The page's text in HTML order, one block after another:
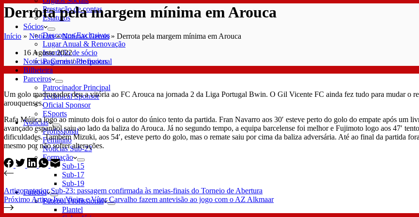
Prestação de contas
Estatutos
Sócios
Descontos Exclusivos
Lugar Anual & Renovação
Inscrição de sócio
Pagamento de quotas
Bilheteira
Parceiros
Patrocinador Principal
Technical Sponsor
Oficial Sponsor
ESports
Notícias
Profissional
Feminino
Notícias Sub-23
Formação
Sub-15
Sub-17
Sub-19
Futebol
Futebol Profissional
Plantel
Derrota pela margem mínima em Arouca
Início » Notícias»Notícias Gerais» Derrota pela margem mínima em Arouca
16 Agosto 2022
Notícias Gerais/Profissional
Um golo madrugador deu a vitória ao FC Arouca na jornada 2 da Liga Portugal Bwin. O Gil Vicente FC ainda fez tudo para mudar o
arouquenses.
Rafa Mújica logo ao minuto dois foi o autor do único tento da partida. Fran Navarro aos 30′ esteve perto do golo do empate após um
avançado espanhol saiu ao lado da baliza do Arouca. Já no segundo tempo, a equipa barcelense foi melhor e Fujimoto logo aos 47′
dificuldades. Também Mizuki, aos 54′, esteve perto do golo, mas o remate saiu por cima da baliza adversária. Até ao final da partida
mesmo por não sofrer alterações.
ArtigoanteriorSub-23: passagem confirmada às meias-finais do Torneio de Abertura
Próximo Artigo Ivo Vieira e Vítor Carvalho fazem antevisão ao jogo com o AZ Alkmaar